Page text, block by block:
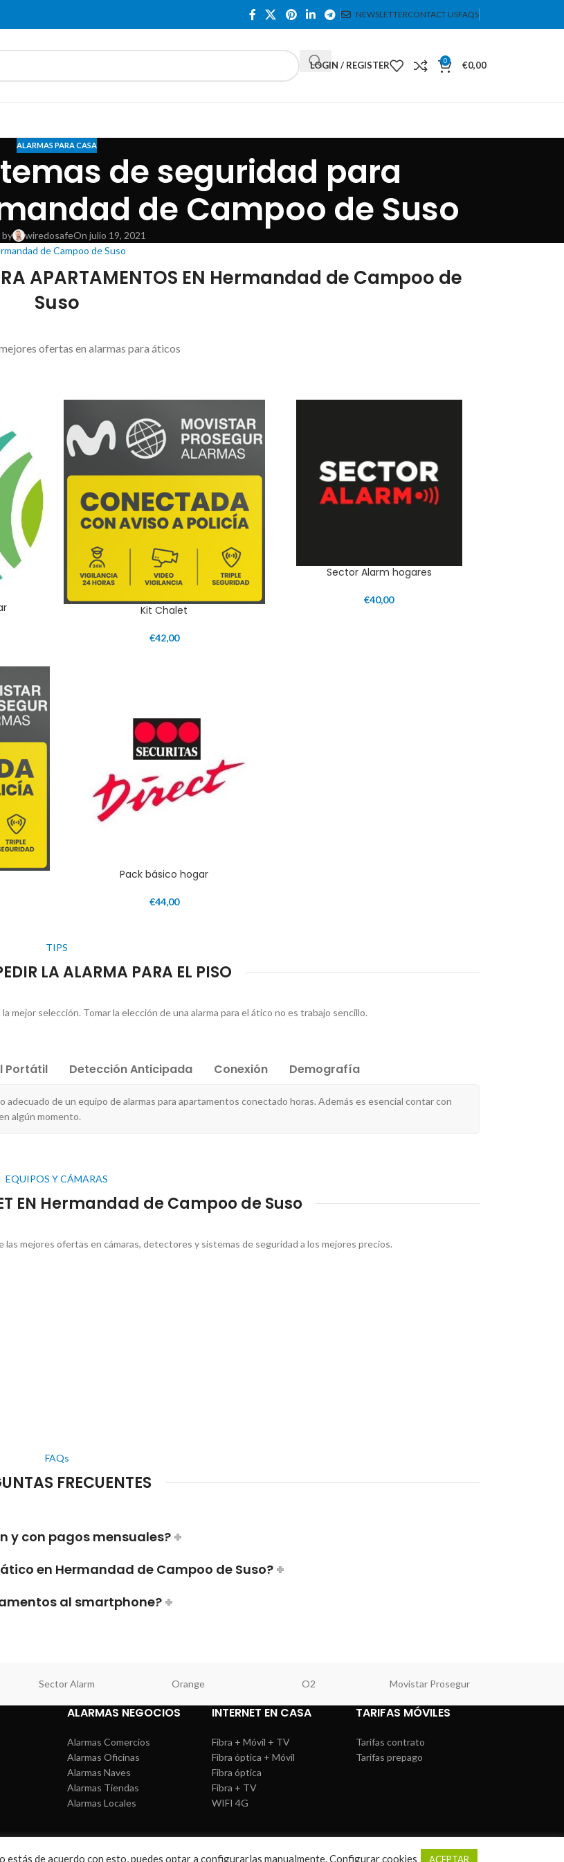
NEWSLETTERCONTACT USFAQS
LOGIN / REGISTER 0 €0,00
ALARMAS PARA CASA
de seguridad para
de Campoo de Suso
wiredosafeOn julio 19, 2021
de Campoo de Suso
APARTAMENTOS EN Hermandad de Campoo de
Suso
ofertas en alarmas para áticos
Kit Chalet
€42,00
Sector Alarm hogares
€40,00
Pack básico hogar
€44,00
TIPS
LA ALARMA PARA EL PISO
selección. Tomar la elección de una alarma para el ático no es trabajo sencillo.
Portátil Detección Anticipada Conexión Demografía
de un equipo de alarmas para apartamentos conectado horas. Además es esencial contar con
algún momento.
EQUIPOS Y CÁMARAS
EN Hermandad de Campoo de Suso
mejores ofertas en cámaras, detectores y sistemas de seguridad a los mejores precios.
FAQs
FRECUENTES
y con pagos mensuales?
en Hermandad de Campoo de Suso?
al smartphone?
Sector Alarm Orange O2 Movistar Prosegur
ALARMAS NEGOCIOS
Alarmas Comercios
Alarmas Oficinas
Alarmas Naves
Alarmas Tiendas
Alarmas Locales
INTERNET EN CASA
Fibra + Móvil + TV
Fibra óptica + Móvil
Fibra óptica
Fibra + TV
WIFI 4G
TARIFAS MÓVILES
Tarifas contrato
Tarifas prepago
de acuerdo con esto, puedes optar a configurarlas manualmente.Configurar cookies ACEPTAR